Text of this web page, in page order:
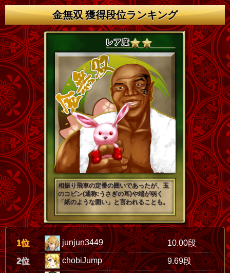
金無双 獲得段位ランキング
相振り飛車の定番の囲いであったが、玉
のコビン(通称:うさぎの耳)や端が弱く
「紙のような囲い」と言われることも。
1位 junjun3449 10.00段
2位 chobiJump 9.69段